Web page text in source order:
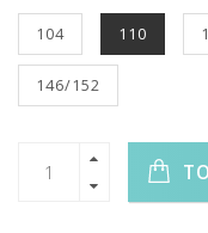
104 110
146/152